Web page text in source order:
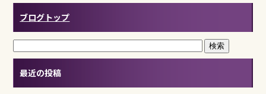
ブログトップ
最近の投稿